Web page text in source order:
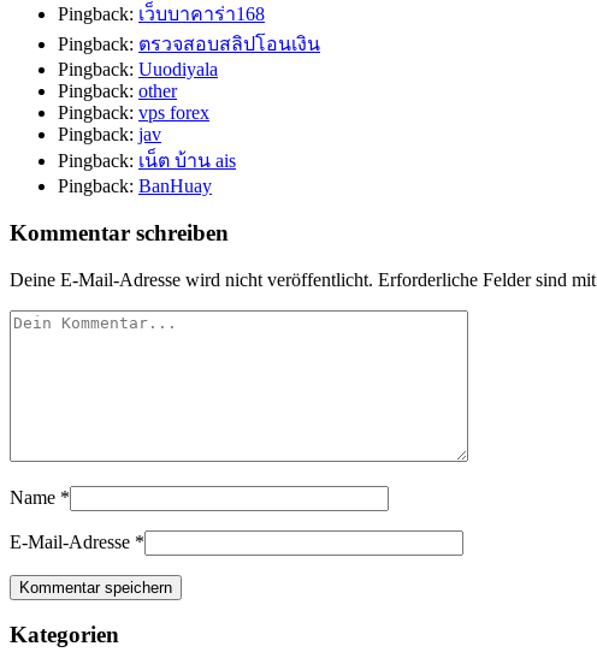
Pingback: เว็บบาคาร่า168
Pingback: ตรวจสอบสลิปโอนเงิน
Pingback: Uuodiyala
Pingback: other
Pingback: vps forex
Pingback: jav
Pingback: เน็ต บ้าน ais
Pingback: BanHuay
Kommentar schreiben
Deine E-Mail-Adresse wird nicht veröffentlicht. Erforderliche Felder sind mit
Name *
E-Mail-Adresse *
Kategorien